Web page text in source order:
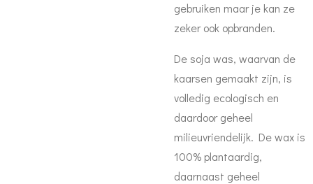
gebruiken maar je kan ze
zeker ook opbranden.
De soja was, waarvan de
kaarsen gemaakt zijn, is
volledig ecologisch en
daardoor geheel
milieuvriendelijk. De wax is
100% plantaardig,
daarnaast geheel